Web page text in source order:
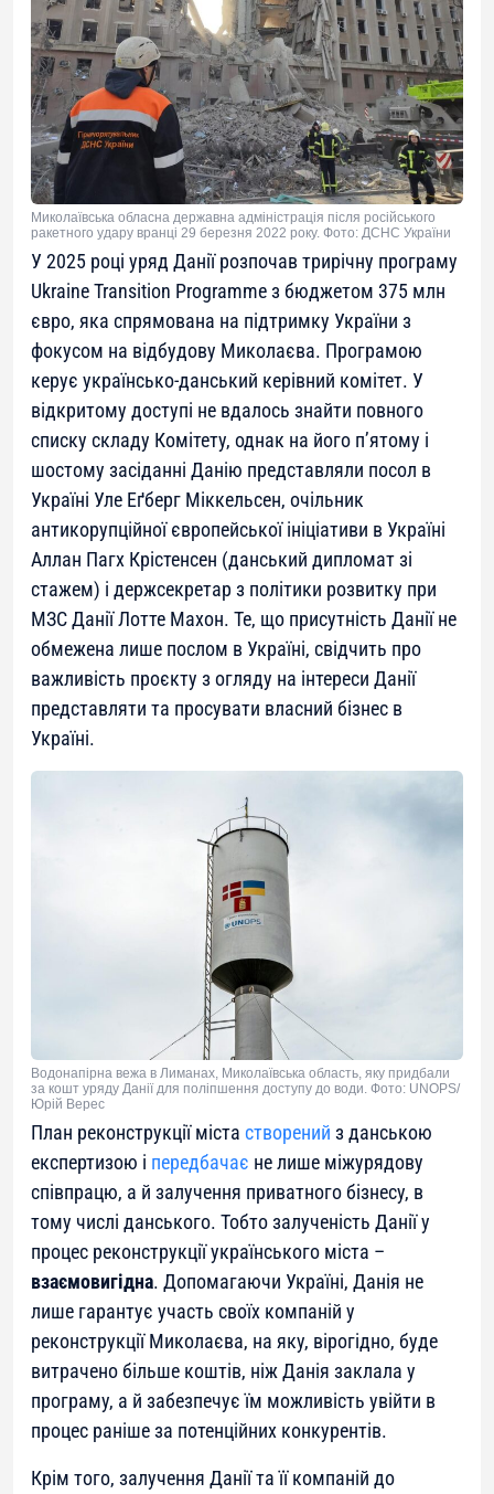
Миколаївська обласна державна адміністрація після російського
ракетного удару вранці 29 березня 2022 року. Фото: ДСНС України
У 2025 році уряд Данії розпочав трирічну програму
Ukraine Transition Programme з бюджетом 375 млн
євро, яка спрямована на підтримку України з
фокусом на відбудову Миколаєва. Програмою
керує українсько-данський керівний комітет. У
відкритому доступі не вдалось знайти повного
списку складу Комітету, однак на його п’ятому і
шостому засіданні Данію представляли посол в
Україні Уле Еґберг Міккельсен, очільник
антикорупційної європейської ініціативи в Україні
Аллан Пагх Крістенсен (данський дипломат зі
стажем) і держсекретар з політики розвитку при
МЗС Данії Лотте Махон. Те, що присутність Данії не
обмежена лише послом в Україні, свідчить про
важливість проєкту з огляду на інтереси Данії
представляти та просувати власний бізнес в
Україні.
Водонапірна вежа в Лиманах, Миколаївська область, яку придбали
за кошт уряду Данії для поліпшення доступу до води. Фото: UNOPS/
Юрій Верес
План реконструкції міста створений з данською
експертизою і передбачає не лише міжурядову
співпрацю, а й залучення приватного бізнесу, в
тому числі данського. Тобто залученість Данії у
процес реконструкції українського міста –
взаємовигідна. Допомагаючи Україні, Данія не
лише гарантує участь своїх компаній у
реконструкції Миколаєва, на яку, вірогідно, буде
витрачено більше коштів, ніж Данія заклала у
програму, а й забезпечує їм можливість увійти в
процес раніше за потенційних конкурентів.
Крім того, залучення Данії та її компаній до